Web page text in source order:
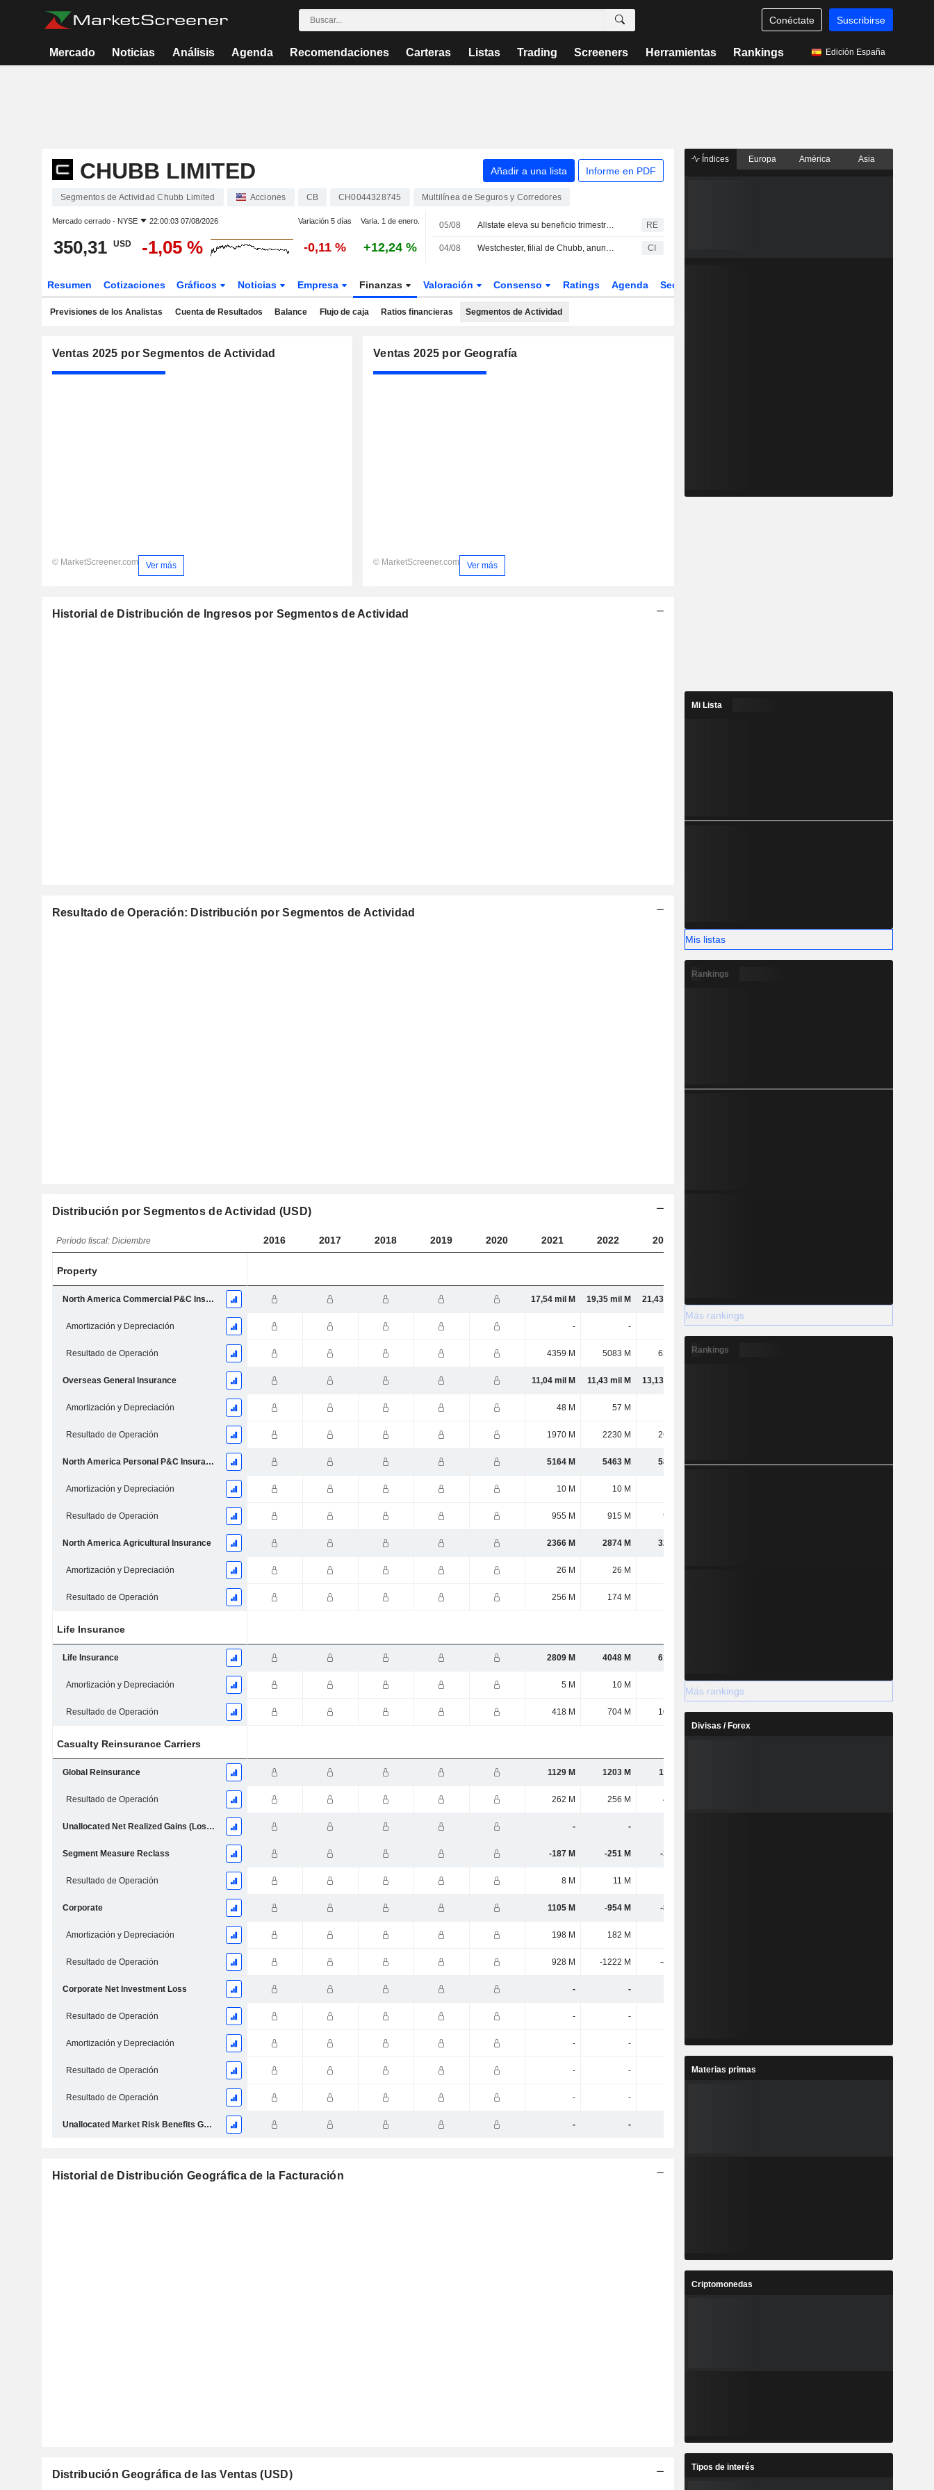
Conéctate Suscribirse
Mercado Noticias Análisis Agenda Recomendaciones Carteras Listas Trading Screeners Herramientas Rankings Edición España
CHUBB LIMITED Añadir a una lista Informe en PDF
Segmentos de Actividad Chubb Limited Acciones CB CH0044328745 Multilínea de Seguros y Corredores
Mercado cerrado - NYSE 22:00:03 07/08/2026 Variación 5 días Varia. 1 de enero.
350,31 USD -1,05 % -0,11 % +12,24 %
05/08 Allstate eleva su beneficio trimestral gracias a la solidez de su rentabilidad técnica RE
04/08 Westchester, filial de Chubb, anuncia cambios en su cúpula directiva CI
Resumen Cotizaciones Gráficos Noticias Empresa Finanzas Valoración Consenso Ratings Agenda Sector
Previsiones de los Analistas Cuenta de Resultados Balance Flujo de caja Ratios financieras Segmentos de Actividad
Ventas 2025 por Segmentos de Actividad
© MarketScreener.com Ver más
Ventas 2025 por Geografía
© MarketScreener.com Ver más
Historial de Distribución de Ingresos por Segmentos de Actividad
Resultado de Operación: Distribución por Segmentos de Actividad
Distribución por Segmentos de Actividad (USD)
Período fiscal: Diciembre 2016 2017 2018 2019 2020 2021 2022 2023
Property
North America Commercial P&C Insurance 17,54 mil M 19,35 mil M 21,43 mil M
Amortización y Depreciación - - - 3 M 5 M
Resultado de Operación 4359 M 5083 M 6390 M 6737 M
Overseas General Insurance 11,04 mil M 11,43 mil M 13,13 mil M
Amortización y Depreciación 48 M 57 M
Resultado de Operación 1970 M 2230 M 2649 M
North America Personal P&C Insurance 5164 M 5463 M 5894 M
Amortización y Depreciación 10 M 10 M
Resultado de Operación 955 M 915 M 914 M
North America Agricultural Insurance 2366 M 2874 M 3232 M
Amortización y Depreciación 26 M 26 M
Resultado de Operación 256 M 174 M
Life Insurance
Life Insurance 2809 M 4048 M 6154 M
Amortización y Depreciación 5 M 10 M
Resultado de Operación 418 M 704 M 1049 M 1098 M 1242 M
Casualty Reinsurance Carriers
Global Reinsurance 1129 M 1203 M 1170 M
Resultado de Operación 262 M 256 M 445 M
Unallocated Net Realized Gains (Losses) - -
Segment Measure Reclass -187 M -251 M -390 M
Resultado de Operación 8 M 11 M
Corporate 1105 M -954 M -884 M
Amortización y Depreciación 198 M 182 M
Resultado de Operación 928 M -1222 M -454 M
Corporate Net Investment Loss - -
Resultado de Operación - -
Amortización y Depreciación - - - - 148 M
Resultado de Operación - - -
Resultado de Operación - -
Unallocated Market Risk Benefits Gains (Losses) - -
Historial de Distribución Geográfica de la Facturación
Distribución Geográfica de las Ventas (USD)
Índices Europa América Asia
Mi Lista
Mis listas
Rankings
Más rankings
Rankings
Más rankings
Divisas / Forex
Materias primas
Criptomonedas
Tipos de interés